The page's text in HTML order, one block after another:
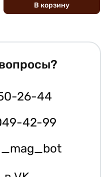
В корзину
26-44
42-99